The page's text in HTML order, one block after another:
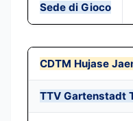
Sede di Gioco
CDTM Hujase
TTV Gartenstadt